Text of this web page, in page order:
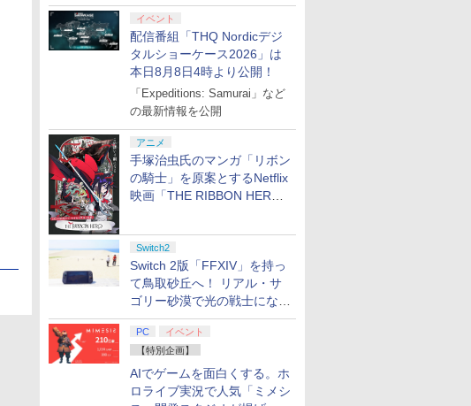
イベント
配信番組「THQ Nordicデジ
タルショーケース2026」は
本日8月8日4時より公開！
「Expeditions: Samurai」など
の最新情報を公開
アニメ
手塚治虫氏のマンガ「リボン
の騎士」を原案とするNetflix
映画「THE RIBBON HERO
Switch2
Switch 2版「FFXIV」を持っ
て鳥取砂丘へ！ リアル・サ
ゴリー砂漠で光の戦士になっ
てみた
PC
イベント
【特別企画】
AIでゲームを面白くする。ホ
ロライブ実況で人気「ミメシ